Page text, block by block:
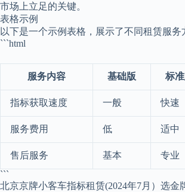
市场上立足的关键。
表格示例
以下是一个示例表格，展示了不同租赁服务
```html
服务内容 基础版 标
指标获取速度 一般 快速
服务费用 低 适中
售后服务 基本 专业
```
北京京牌小客车指标租赁(2024年7月）选金